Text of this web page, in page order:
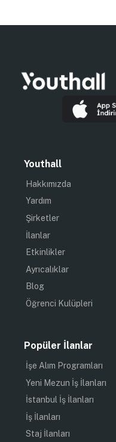
Youthall
Hakkımızda
Yardım
Şirketler
İlanlar
Etkinlikler
Ayrıcalıklar
Blog
Öğrenci Kulüpleri
Popüler İlanlar
İşe Alım Programları
Yeni Mezun İş İlanları
İstanbul İş İlanları
İş İlanları
Staj İlanları